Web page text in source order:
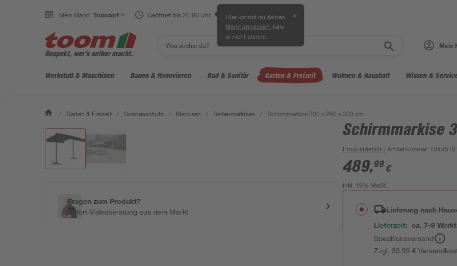
Mein Markt: Troisdorf Geöffnet bis 20:00 Uhr Hier kannst du deinen
Markt anpassen , falls
er nicht stimmt.
✕
Mein
Werkstatt & Maschinen Bauen & Renovieren Bad & Sanitär Garten & Freizeit Wohnen & Haushalt Wissen &
/ Garten & Freizeit / Sonnenschutz / Markisen / Seitenmarkisen / Schirmmarkise 300 x 260 x 300 cm
Fragen zum Produkt?
Sofort-Videoberatung aus dem Markt
Schirmmarkise
Produktdetails | Artikelnummer: 10495181
489,99 €
inkl. 19% MwSt.
Lieferung nach
Lieferzeit: ca. 7-9
Speditionsversand
Zzgl. 39,95 €